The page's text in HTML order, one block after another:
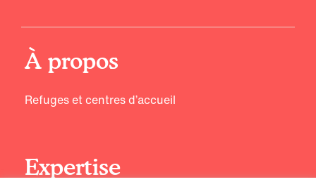
À propos
Refuges et centres d’accueil
Expertise